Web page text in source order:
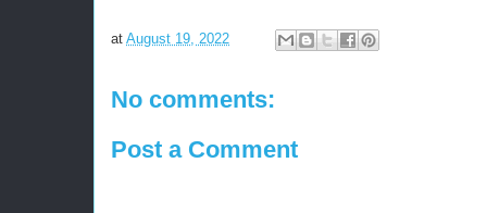
at August 19, 2022
No comments:
Post a Comment